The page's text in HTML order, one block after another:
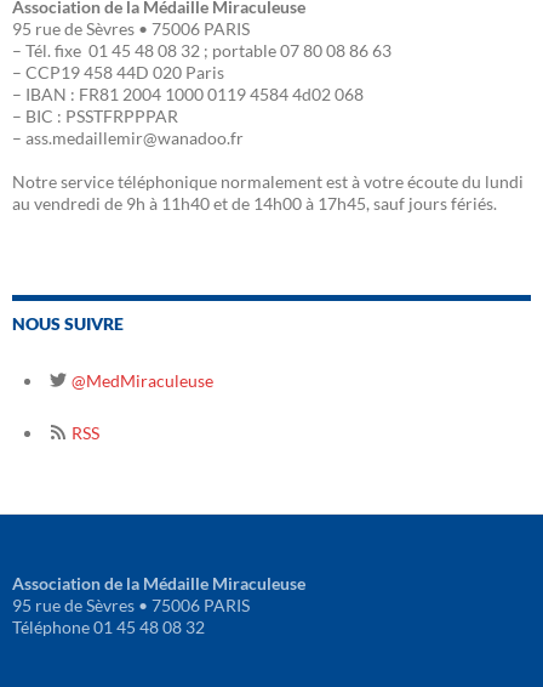
Association de la Médaille Miraculeuse
95 rue de Sèvres • 75006 PARIS
– Tél. fixe 01 45 48 08 32 ; portable 07 80 08 86 63
– CCP19 458 44D 020 Paris
– IBAN : FR81 2004 1000 0119 4584 4d02 068
– BIC : PSSTFRPPPAR
– ass.medaillemir@wanadoo.fr
Notre service téléphonique normalement est à votre écoute du lundi
au vendredi de 9h à 11h40 et de 14h00 à 17h45, sauf jours fériés.
NOUS SUIVRE
@MedMiraculeuse
RSS
Association de la Médaille Miraculeuse
95 rue de Sèvres • 75006 PARIS
Téléphone 01 45 48 08 32